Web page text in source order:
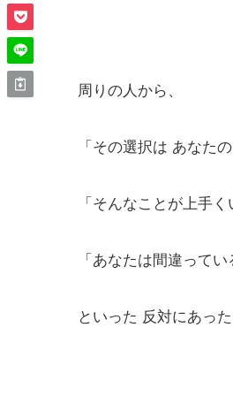
周りの人から、
「その選択は あなた
「そんなことが上手
「あなたは間違ってい
といった 反対にあった